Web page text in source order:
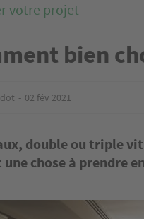
votre projet
bien
02 fév 2021
double ou triple
chose à prendre